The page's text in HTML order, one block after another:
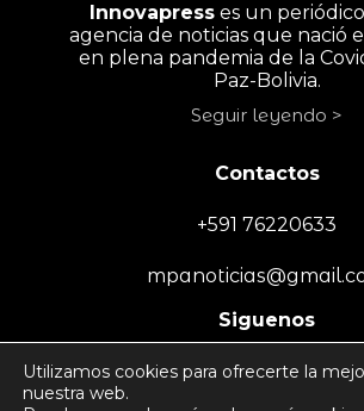
Innovapress es un
agencia de noticias que nació
en plena pandemia de la
Paz-Bolivia.
Seguir leyendo >
Contactos
+591 76220633
Siguenos
Utilizamos cookies para ofrecerte la
nuestra web.